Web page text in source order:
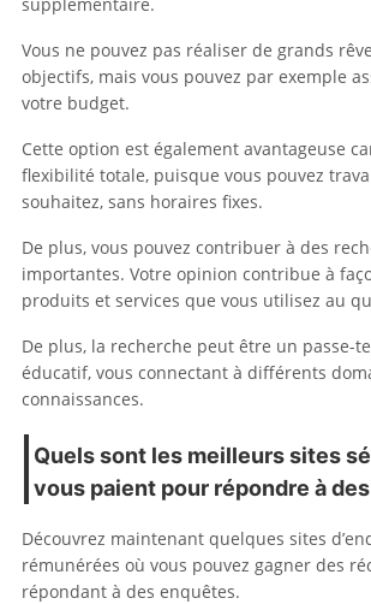
Vous ne pouvez pas réaliser de grands
objectifs, mais vous pouvez par exemple
votre budget.
Cette option est également avantageuse
flexibilité totale, puisque vous pouvez
souhaitez, sans horaires fixes.
De plus, vous pouvez contribuer à des
importantes. Votre opinion contribue à
produits et services que vous utilisez au
De plus, la recherche peut être un passe-
éducatif, vous connectant à différents
connaissances.
Quels sont les meilleurs sites
vous paient pour répondre à
Découvrez maintenant quelques sites
rémunérées où vous pouvez gagner des
répondant à des enquêtes.